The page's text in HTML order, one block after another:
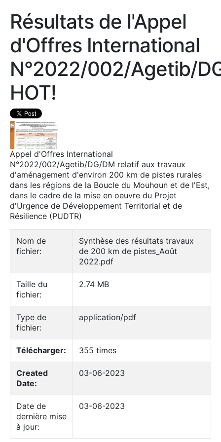
Résultats de l'Appel
d'Offres International
N°2022/002/Agetib/
HOT!
Appel d'Offres International
N°2022/002/Agetib/DG/DM relatif aux travaux
d'aménagement d'environ 200 km de pistes rurales
dans les régions de la Boucle du Mouhoun et de l'Est,
dans le cadre de la mise en oeuvre du Projet
d'Urgence de Développement Territorial et de
Résilience (PUDTR)
Nom de
fichier:
Synthèse des résultats travaux
de 200 km de pistes_Août
2022.pdf
Taille du
fichier:
2.74 MB
Type de
fichier:
application/pdf
Télécharger: 355 times
Created
Date:
03-06-2023
Date de
dernière mise
à jour:
03-06-2023